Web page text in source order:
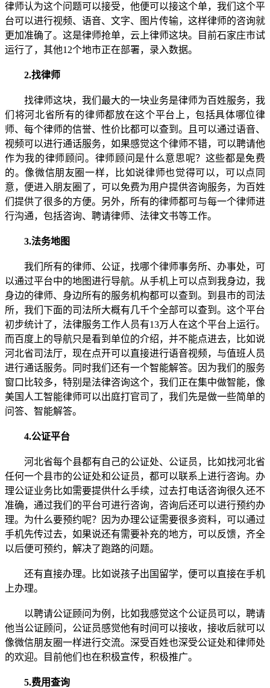
律师认为这个问题可以接受，他便可以接这个单，我们这个平
台可以进行视频、语音、文字、图片传输，这样律师的咨询就
更加准确了。这是律师抢单，云上律师这块。目前石家庄市试
运行了，其他12个地市正在部署，录入数据。
2.找律师
找律师这块，我们最大的一块业务是律师为百姓服务，我
们将河北省所有的律师都放在这个平台上，包括具体哪位律
师、每个律师的信誉、性价比都可以查到。且可以通过语音、
视频可以进行通话服务，如果感觉这个律师不错，可以聘请他
作为我的律师顾问。律师顾问是什么意思呢？这些都是免费
的。像微信朋友圈一样，比如说律师也觉得可以，可以点同
意，便进入朋友圈了，可以免费为用户提供咨询服务，为百姓
们提供了很多的方便。另外，所有的律师都可与每一个律师进
行沟通，包括咨询、聘请律师、法律文书等工作。
3.法务地图
我们所有的律师、公证，找哪个律师事务所、办事处，可
以通过平台中的地图进行导航。从手机上可以点到我身边，我
身边的律师、身边所有的服务机构都可以查到。到县市的司法
所，我们下面的司法所大概有几千个全部可以查到。这个平台
初步统计了，法律服务工作人员有13万人在这个平台上运行。
而百度上的导航只是看到单位的介绍，并不能点进去，比如说
河北省司法厅，现在点开可以直接进行语音视频，与值班人员
进行通话服务。同时我们还有一个智能解答。因为我们的服务
窗口比较多，特别是法律咨询这个，我们正在集中做智能，像
美国人工智能律师可以出庭打官司了，我们先是做一些简单的
问答、智能解答。
4.公证平台
河北省每个县都有自己的公证处、公证员，比如找河北省
任何一个县市的公证处和公证员，都可以联系上进行咨询。办
理公证业务比如需要提供什么手续，过去打电话咨询很久还不
准确，通过我们的平台可进行咨询，咨询后还可以进行预约办
理。为什么要预约呢？因为办理公证需要很多资料，可以通过
手机先传过去，如果说还有需要补充的地方，可以反馈，齐全
以后便可预约，解决了跑路的问题。
还有直接办理。比如说孩子出国留学，便可以直接在手机
上办理。
以聘请公证顾问为例，比如我感觉这个公证员可以，聘请
他当公证顾问，公证员感觉他有时间可以接收，接收后就可以
像微信朋友圈一样进行交流。深受百姓也深受公证处和律师处
的欢迎。目前他们也在积极宣传，积极推广。
5.费用查询